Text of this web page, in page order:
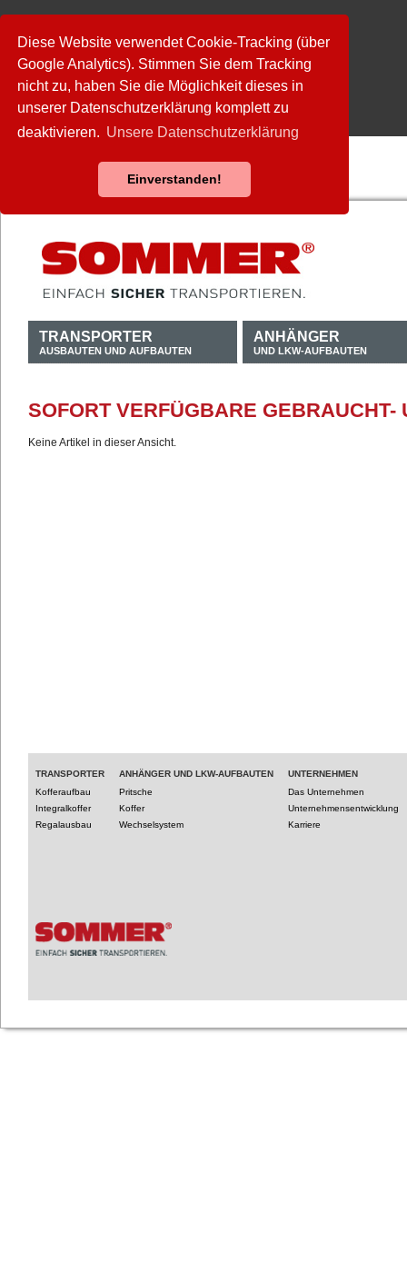
Diese Website verwendet Cookie-Tracking (über
Google Analytics). Stimmen Sie dem Tracking
nicht zu, haben Sie die Möglichkeit dieses in
unserer Datenschutzerklärung komplett zu
deaktivieren. Unsere Datenschutzerklärung
Einverstanden!
TRANSPORTER
AUSBAUTEN UND AUFBAUTEN
ANHÄNGER
UND LKW-AUFBAUTEN
SOFORT VERFÜGBARE GEBRAUCHT-
Keine Artikel in dieser Ansicht.
TRANSPORTER
Kofferaufbau
Integralkoffer
Regalausbau
ANHÄNGER UND LKW-AUFBAUTEN
Pritsche
Koffer
Wechselsystem
UNTERNEHMEN
Das Unternehmen
Unternehmensentwicklung
Karriere